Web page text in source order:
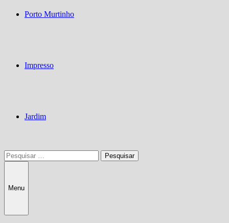
Porto Murtinho
Impresso
Jardim
Pesquisar
por:
Menu